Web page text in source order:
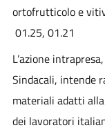
ortofrutticolo e
01.25, 01.21
L’azione
Sindacali, intende
materiali adatti
dei lavoratori